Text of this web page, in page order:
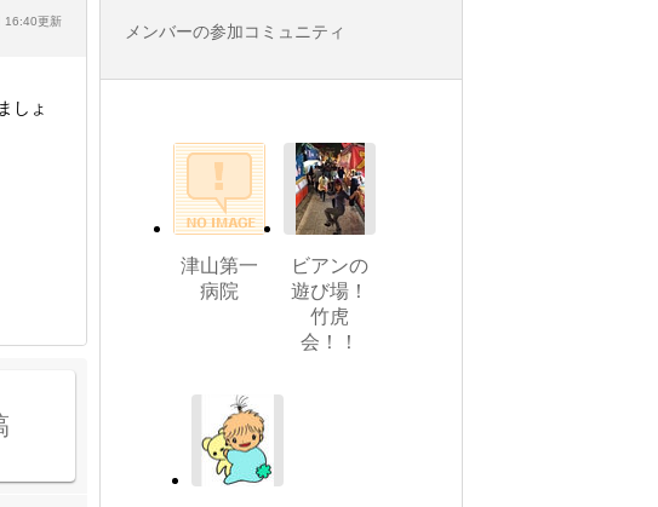
16:40更新
しょ
メンバーの参加コミュニティ
津山第一
病院
ビアンの
遊び場！
竹虎
会！！